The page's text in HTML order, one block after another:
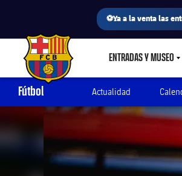
⚽Ya a la venta las
FC Barcelona club badge ENTRADAS Y MUSEO
Fútbol Actualidad